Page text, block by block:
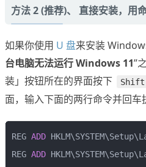
方法 2 (推荐)、 直接安装，用
如果你使用 U 盘来安装
台电脑无法运行 Windows 11”
装」按钮所在的界面按下
Shift
面，输入下面的两行命令并回车
REG ADD
REG ADD